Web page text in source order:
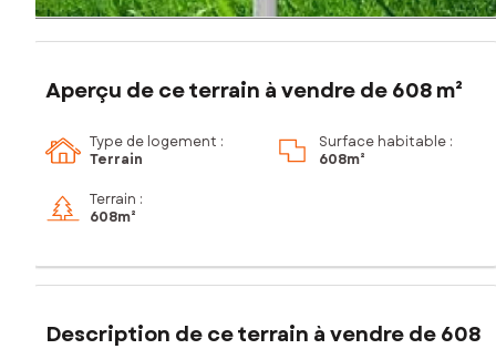
Aperçu de ce terrain à vendre de 608 m²
Type de logement :
Terrain
Surface habitable :
608m²
Terrain :
608m²
Description de ce terrain à vendre de 608